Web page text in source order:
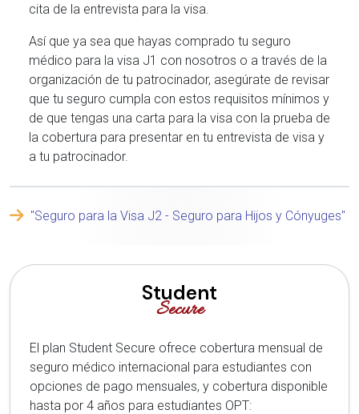
cita de la entrevista para la visa.
Así que ya sea que hayas comprado tu seguro
médico para la visa J1 con nosotros o a través de la
organización de tu patrocinador, asegúrate de revisar
que tu seguro cumpla con estos requisitos mínimos y
de que tengas una carta para la visa con la prueba de
la cobertura para presentar en tu entrevista de visa y
a tu patrocinador.
"Seguro para la Visa J2 - Seguro para Hijos y Cónyuges"
Student
Secure
El plan Student Secure ofrece cobertura mensual de
seguro médico internacional para estudiantes con
opciones de pago mensuales, y cobertura disponible
hasta por 4 años para estudiantes OPT: